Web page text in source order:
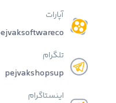
آپارات
تلگرام
pejvakshopsup
اینستاگرام